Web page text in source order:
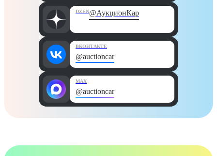
DZEN@АукционКар
ВКОНТАКТЕ
@auctioncar
MAX
@auctioncar